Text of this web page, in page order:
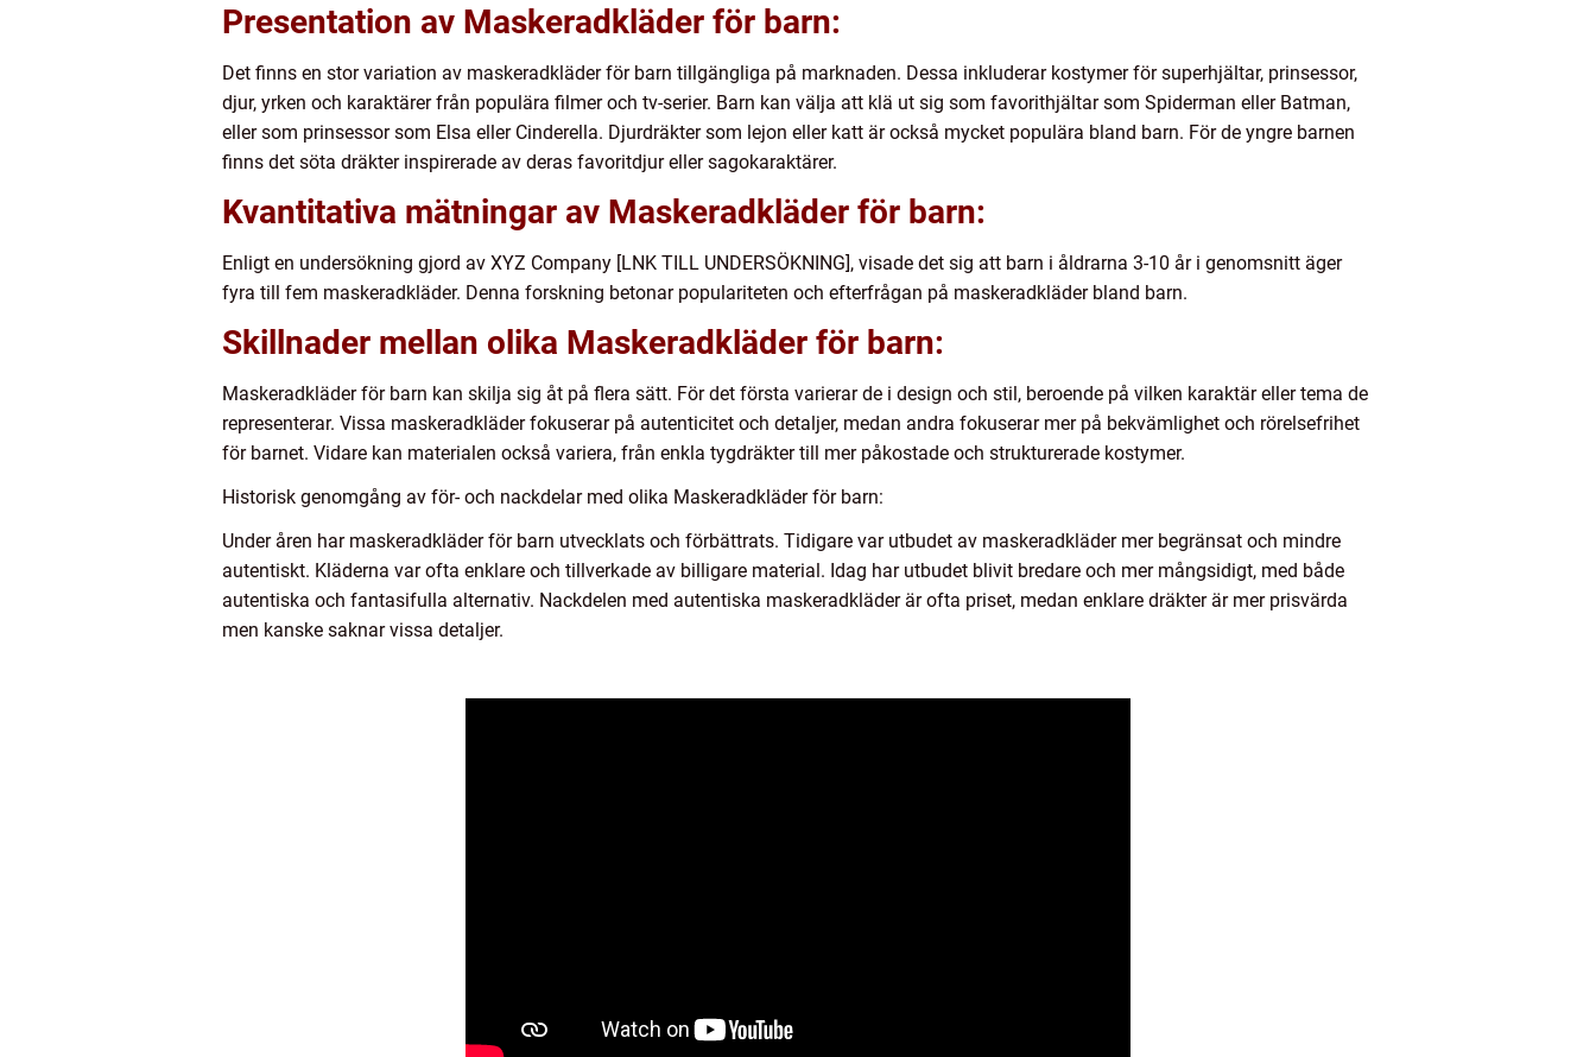
Presentation av Maskeradkläder för barn:
Det finns en stor variation av maskeradkläder för barn tillgängliga på marknaden. Dessa inkluderar kostymer för superhjältar, prinsessor,
djur, yrken och karaktärer från populära filmer och tv-serier. Barn kan välja att klä ut sig som favorithjältar som Spiderman eller Batman,
eller som prinsessor som Elsa eller Cinderella. Djurdräkter som lejon eller katt är också mycket populära bland barn. För de yngre barnen
finns det söta dräkter inspirerade av deras favoritdjur eller sagokaraktärer.
Kvantitativa mätningar av Maskeradkläder för barn:
Enligt en undersökning gjord av XYZ Company [LNK TILL UNDERSÖKNING], visade det sig att barn i åldrarna 3-10 år i genomsnitt äger
fyra till fem maskeradkläder. Denna forskning betonar populariteten och efterfrågan på maskeradkläder bland barn.
Skillnader mellan olika Maskeradkläder för barn:
Maskeradkläder för barn kan skilja sig åt på flera sätt. För det första varierar de i design och stil, beroende på vilken karaktär eller tema de
representerar. Vissa maskeradkläder fokuserar på autenticitet och detaljer, medan andra fokuserar mer på bekvämlighet och rörelsefrihet
för barnet. Vidare kan materialen också variera, från enkla tygdräkter till mer påkostade och strukturerade kostymer.
Historisk genomgång av för- och nackdelar med olika Maskeradkläder för barn:
Under åren har maskeradkläder för barn utvecklats och förbättrats. Tidigare var utbudet av maskeradkläder mer begränsat och mindre
autentiskt. Kläderna var ofta enklare och tillverkade av billigare material. Idag har utbudet blivit bredare och mer mångsidigt, med både
autentiska och fantasifulla alternativ. Nackdelen med autentiska maskeradkläder är ofta priset, medan enklare dräkter är mer prisvärda
men kanske saknar vissa detaljer.